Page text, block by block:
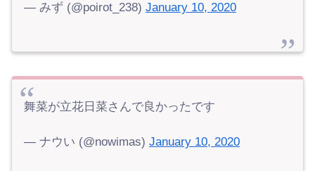
— みず (@poirot_238) January 10, 2020
舞菜が立花日菜さんで良かったです
— ナウい (@nowimas) January 10, 2020